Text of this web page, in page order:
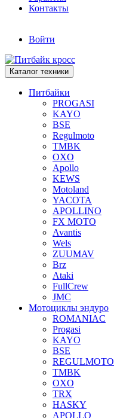
Контакты
Войти
Каталог техники
Питбайки
PROGASI
KAYO
BSE
Regulmoto
TMBK
OXO
Apollo
KEWS
Motoland
YACOTA
APOLLINO
FX MOTO
Avantis
Wels
ZUUMAV
Brz
Ataki
FullCrew
JMC
Мотоциклы эндуро
ROMANIAC
Progasi
KAYO
BSE
REGULMOTO
TMBK
OXO
TRX
HASKY
APOLLO